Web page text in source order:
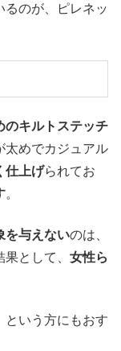
るのが、ピレネッ
のキルトステッチ
太めでカジュアル
仕上げられてお
。
を与えないのは、
として、 女性ら
という方にもおす